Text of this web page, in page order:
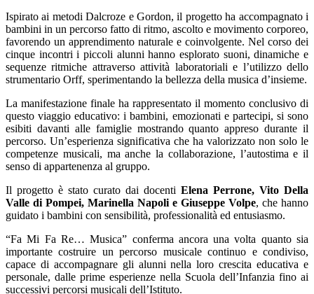
Ispirato ai metodi Dalcroze e Gordon, il progetto ha accompagnato i
bambini in un percorso fatto di ritmo, ascolto e movimento corporeo,
favorendo un apprendimento naturale e coinvolgente. Nel corso dei
cinque incontri i piccoli alunni hanno esplorato suoni, dinamiche e
sequenze ritmiche attraverso attività laboratoriali e l’utilizzo dello
strumentario Orff, sperimentando la bellezza della musica d’insieme.
La manifestazione finale ha rappresentato il momento conclusivo di
questo viaggio educativo: i bambini, emozionati e partecipi, si sono
esibiti davanti alle famiglie mostrando quanto appreso durante il
percorso. Un’esperienza significativa che ha valorizzato non solo le
competenze musicali, ma anche la collaborazione, l’autostima e il
senso di appartenenza al gruppo.
Il progetto è stato curato dai docenti Elena Perrone, Vito Della
Valle di Pompei, Marinella Napoli e Giuseppe Volpe, che hanno
guidato i bambini con sensibilità, professionalità ed entusiasmo.
“Fa Mi Fa Re… Musica” conferma ancora una volta quanto sia
importante costruire un percorso musicale continuo e condiviso,
capace di accompagnare gli alunni nella loro crescita educativa e
personale, dalle prime esperienze nella Scuola dell’Infanzia fino ai
successivi percorsi musicali dell’Istituto.